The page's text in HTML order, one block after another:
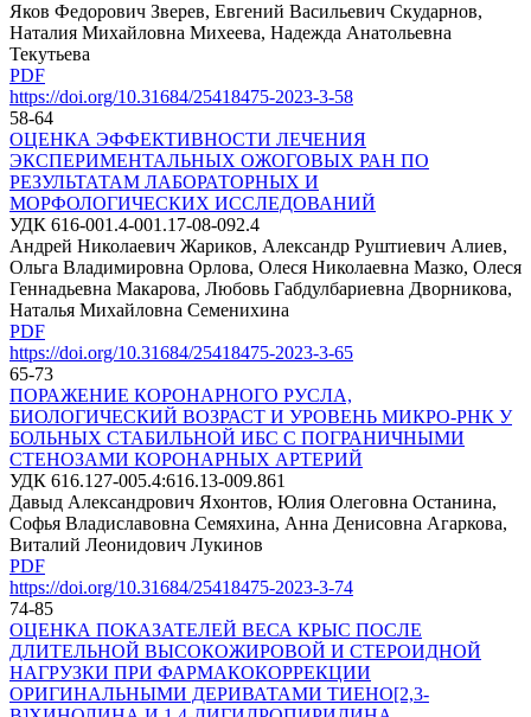
Яков Федорович Зверев, Евгений Васильевич Скударнов,
Наталия Михайловна Михеева, Надежда Анатольевна
Текутьева
PDF
https://doi.org/10.31684/25418475-2023-3-58
58-64
ОЦЕНКА ЭФФЕКТИВНОСТИ ЛЕЧЕНИЯ
ЭКСПЕРИМЕНТАЛЬНЫХ ОЖОГОВЫХ РАН ПО
РЕЗУЛЬТАТАМ ЛАБОРАТОРНЫХ И
МОРФОЛОГИЧЕСКИХ ИССЛЕДОВАНИЙ
УДК 616-001.4-001.17-08-092.4
Андрей Николаевич Жариков, Александр Руштиевич Алиев,
Ольга Владимировна Орлова, Олеся Николаевна Мазко, Олеся
Геннадьевна Макарова, Любовь Габдулбариевна Дворникова,
Наталья Михайловна Семенихина
PDF
https://doi.org/10.31684/25418475-2023-3-65
65-73
ПОРАЖЕНИЕ КОРОНАРНОГО РУСЛА,
БИОЛОГИЧЕСКИЙ ВОЗРАСТ И УРОВЕНЬ МИКРО-РНК У
БОЛЬНЫХ СТАБИЛЬНОЙ ИБС С ПОГРАНИЧНЫМИ
СТЕНОЗАМИ КОРОНАРНЫХ АРТЕРИЙ
УДК 616.127-005.4:616.13-009.861
Давыд Александрович Яхонтов, Юлия Олеговна Останина,
Софья Владиславовна Семяхина, Анна Денисовна Агаркова,
Виталий Леонидович Лукинов
PDF
https://doi.org/10.31684/25418475-2023-3-74
74-85
ОЦЕНКА ПОКАЗАТЕЛЕЙ ВЕСА КРЫС ПОСЛЕ
ДЛИТЕЛЬНОЙ ВЫСОКОЖИРОВОЙ И CТЕРОИДНОЙ
НАГРУЗКИ ПРИ ФАРМАКОКОРРЕКЦИИ
ОРИГИНАЛЬНЫМИ ДЕРИВАТАМИ ТИЕНО[2,3-